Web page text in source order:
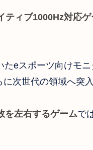
ティブ1000Hz対応
eスポーツ向けモニ
次世代の領域へ突入
を左右するゲームで